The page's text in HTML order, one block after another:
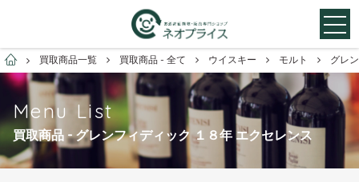
お酒買取専門店ネオプライス
買取商品一覧 買取商品 - 全て ウイスキー モルト グレ
Menu List
買取商品 - グレンフィディック １８年 エクセレンス